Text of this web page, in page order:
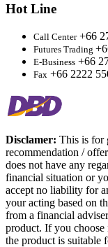
Hot Line
Call Center+66
Futures Trading
E-Business +66
Fax +66 2222
Disclamer: This is for
recommendation /
does not have any
financial situation or
accept no liability for
your acting based on
from a financial
product. If you choose
the product is suitable